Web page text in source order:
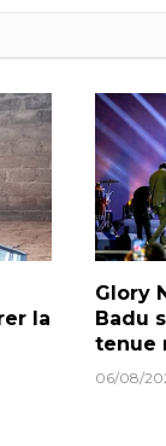
la
Glory
Badu
tenue
06/08/